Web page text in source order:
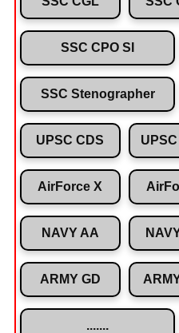
SSC CPO SI
SSC Stenographer
UPSC CDS
AirForce X
NAVY AA
ARMY GD